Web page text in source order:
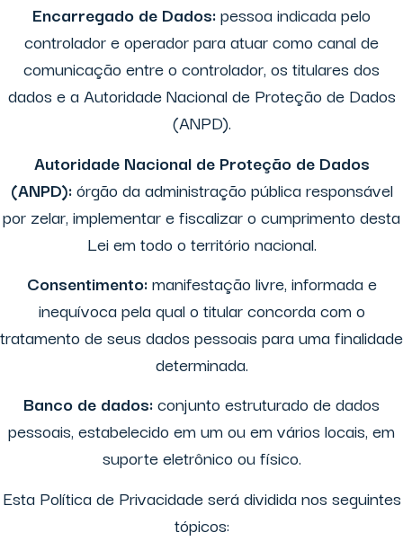
Encarregado de Dados:pessoa indicada pelo
controlador e operador para atuar como canal de
comunicação entre o controlador, os titulares dos
dados e a Autoridade Nacional de Proteção de Dados
(ANPD).
Autoridade Nacional de Proteção de Dados
(ANPD):órgão da administração pública responsável
por zelar, implementar e fiscalizar o cumprimento desta
Lei em todo o território nacional.
Consentimento:manifestação livre, informada e
inequívoca pela qual o titular concorda com o
tratamento de seus dados pessoais para uma finalidade
determinada.
Banco de dados:conjunto estruturado de dados
pessoais, estabelecido em um ou em vários locais, em
suporte eletrônico ou físico.
Esta Política de Privacidade será dividida nos seguintes
tópicos: